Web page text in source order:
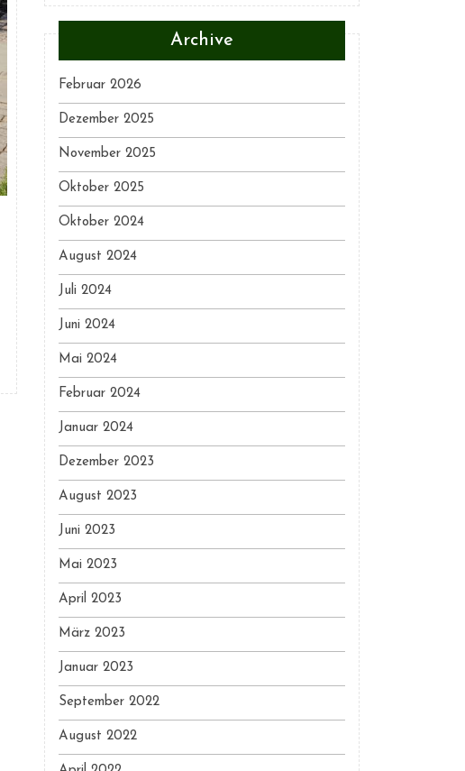
Archive
Februar 2026
Dezember 2025
November 2025
Oktober 2025
Oktober 2024
August 2024
Juli 2024
Juni 2024
Mai 2024
Februar 2024
Januar 2024
Dezember 2023
August 2023
Juni 2023
Mai 2023
April 2023
März 2023
Januar 2023
September 2022
August 2022